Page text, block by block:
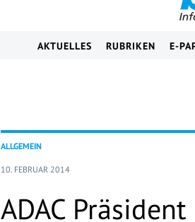
AKTUELLES RUBRIKEN E-
ALLGEMEIN
10. FEBRUAR 2014
ADAC